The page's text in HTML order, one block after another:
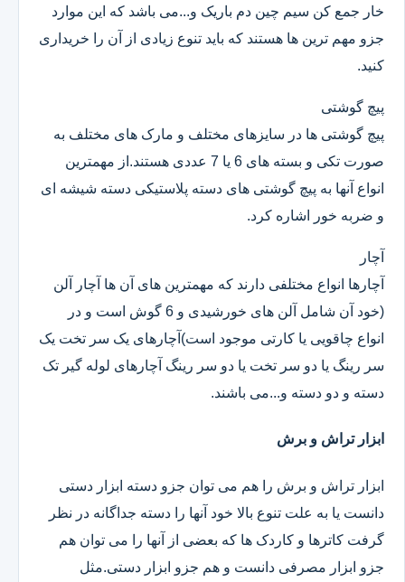
خار جمع کن سیم چین دم باریک و...می باشد که این موارد
جزو مهم ترین ها هستند که باید تنوع زیادی از آن را خریداری
کنید.
پیچ گوشتی
پیچ گوشتی ها در سایزهای مختلف و مارک های مختلف به
صورت تکی و بسته های 6 یا 7 عددی هستند.از مهمترین
انواع آنها به پیچ گوشتی های دسته پلاستیکی دسته شیشه ای
و ضربه خور اشاره کرد.
آچار
آچارها انواع مختلفی دارند که مهمترین های آن ها آچار آلن
(خود آن شامل آلن های خورشیدی و 6 گوش است و در
انواع چاقویی یا کارتی موجود است)آچارهای یک سر تخت یک
سر رینگ یا دو سر تخت یا دو سر رینگ آچارهای لوله گیر تک
دسته و دو دسته و...می باشند.
ابزار تراش و برش
ابزار تراش و برش را هم می توان جزو دسته ابزار دستی
دانست یا به علت تنوع بالا خود آنها را دسته جداگانه در نظر
گرفت کاترها و کاردک ها که بعضی از آنها را می توان هم
جزو ابزار مصرفی دانست و هم جزو ابزار دستی.مثل